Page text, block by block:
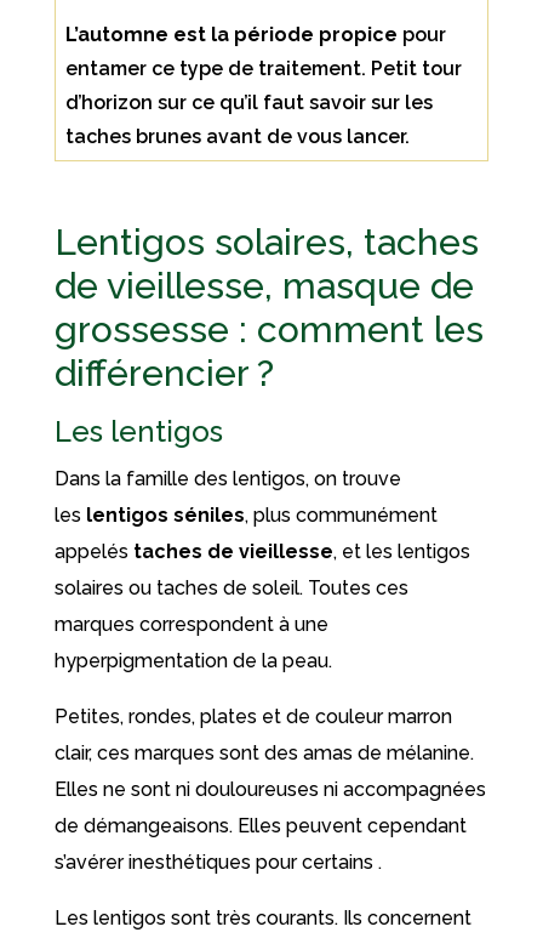
L’automne est la période propice pour
entamer ce type de traitement. Petit tour
d’horizon sur ce qu’il faut savoir sur les
taches brunes avant de vous lancer.
Lentigos solaires, taches
de vieillesse, masque de
grossesse : comment les
différencier ?
Les lentigos
Dans la famille des lentigos, on trouve
les lentigos séniles, plus communément
appelés taches de vieillesse, et les lentigos
solaires ou taches de soleil. Toutes ces
marques correspondent à une
hyperpigmentation de la peau.
Petites, rondes, plates et de couleur marron
clair, ces marques sont des amas de mélanine.
Elles ne sont ni douloureuses ni accompagnées
de démangeaisons. Elles peuvent cependant
s’avérer inesthétiques pour certains .
Les lentigos sont très courants. Ils concernent